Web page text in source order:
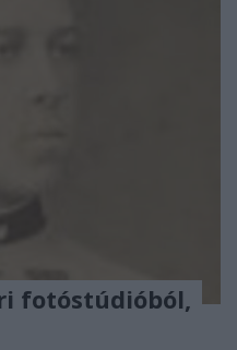
fotóstúdióból,